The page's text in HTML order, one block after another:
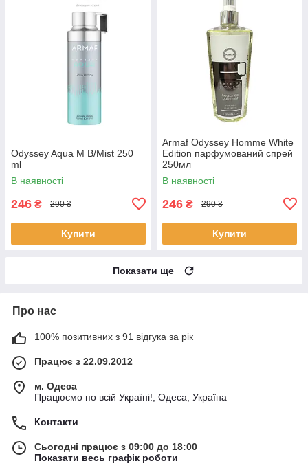
Odyssey Aqua M B/Mist 250
ml
В наявності
246 ₴ 290 ₴
Купити
Armaf Odyssey Homme White
Edition парфумований спрей
250мл
В наявності
246 ₴ 290 ₴
Купити
Показати ще
Про нас
100% позитивних з 91 відгука за рік
Працює з 22.09.2012
м. Одеса
Працюємо по всій Україні!, Одеса, Україна
Контакти
Сьогодні працює з 09:00 до 18:00
Показати весь графік роботи